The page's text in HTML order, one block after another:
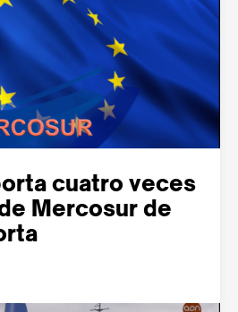
cuatro veces
Mercosur de